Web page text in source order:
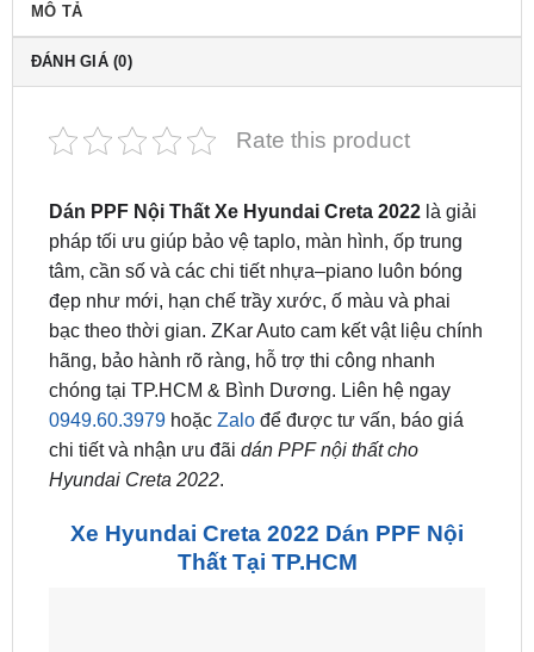
MÔ TẢ
ĐÁNH GIÁ (0)
Rate this product
Dán PPF Nội Thất Xe Hyundai Creta 2022là giải
pháp tối ưu giúp bảo vệ taplo, màn hình, ốp trung
tâm, cần số và các chi tiết nhựa–piano luôn bóng
đẹp như mới, hạn chế trầy xước, ố màu và phai
bạc theo thời gian. ZKar Auto cam kết vật liệu chính
hãng, bảo hành rõ ràng, hỗ trợ thi công nhanh
chóng tại TP.HCM & Bình Dương. Liên hệ ngay
0949.60.3979hoặc Zalođể được tư vấn, báo giá
chi tiết và nhận ưu đãi dán PPF nội thất cho
Hyundai Creta 2022.
Xe Hyundai Creta 2022 Dán PPF Nội
Thất Tại TP.HCM